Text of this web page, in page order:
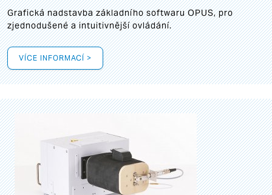
Grafickánadstavba základního softwaru OPUS, pro
zjednodušené a intuitivnější ovládání.
VÍCE INFORMACÍ >